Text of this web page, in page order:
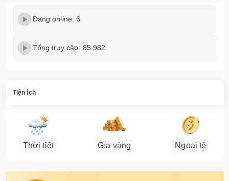
Đang online: 6
Tổng truy cập: 85.982
Tiện ích
Thời tiết Gía vàng Ngoại tệ